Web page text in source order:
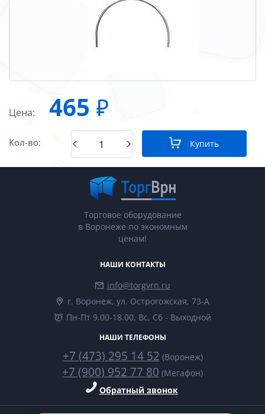
Цена: 465 ₽
Кол-во: Купить
Торговое оборудование
в Воронеже по экономным
ценам!
НАШИ КОНТАКТЫ
info@torgvrn.ru
г. Воронеж, ул. Острогожская, 73-А
Пн-Пт 9.00-18.00, Вс, Сб - Выходной
НАШИ ТЕЛЕФОНЫ
+7 (473) 295 14 52 (Воронеж)
+7 (900) 952 77 80 (Мегафон)
Обратный звонок